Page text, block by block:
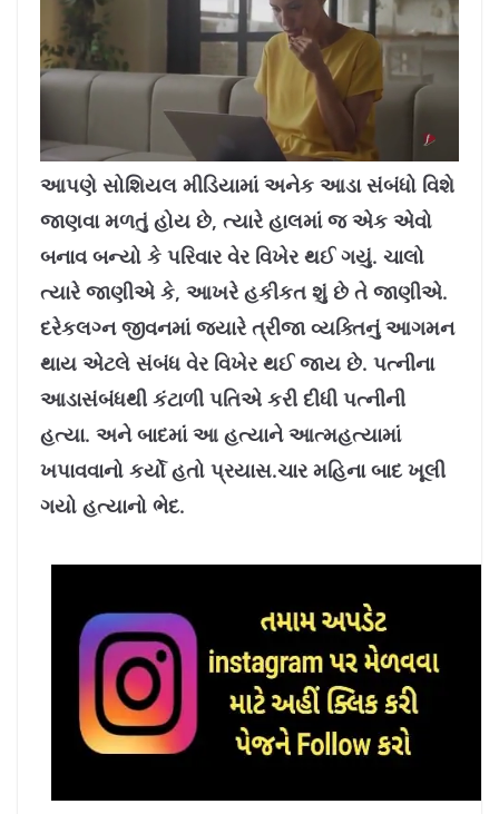
n
m
u
t
d
e
:
1
7
આપણે સોશિયલ મીડિયામાં અનેક આડા સંબંધો વિશે
જાણવા મળતું હોય છે, ત્યારે હાલમાં જ એક એવો
બનાવ બન્યો કે પરિવાર વેર વિખેર થઈ ગયું. ચાલો
ત્યારે જાણીએ કે, આખરે હકીકત શું છે તે જાણીએ.
દરેકલગ્ન જીવનમાં જ્યારે ત્રીજા વ્યક્તિનું આગમન
થાય એટલે સંબંધ વેર વિખેર થઈ જાય છે. પત્નીના
આડાસંબંધથી કંટાળી પતિએ કરી દીધી પત્નીની
હત્યા. અને બાદમાં આ હત્યાને આત્મહત્યામાં
ખપાવવાનો કર્યો હતો પ્રયાસ.ચાર મહિના બાદ ખૂલી
ગયો હત્યાનો ભેદ.